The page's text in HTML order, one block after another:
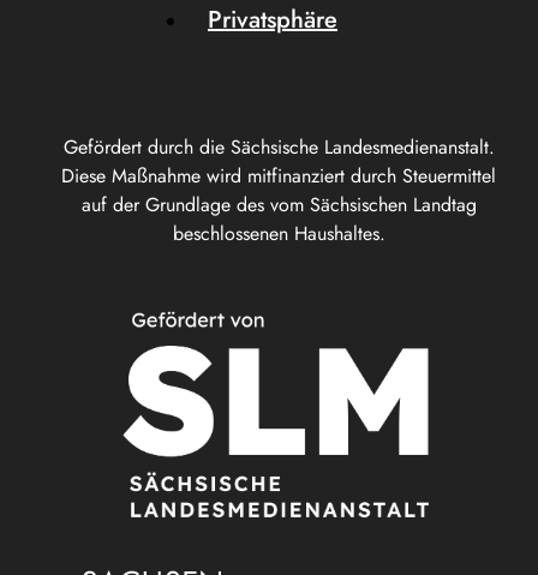
Gefördert durch die Sächsische Landesmedienanstalt.
Diese Maßnahme wird mitfinanziert durch Steuermittel
auf der Grundlage des vom Sächsischen Landtag
beschlossenen Haushaltes.
Privatsphäre